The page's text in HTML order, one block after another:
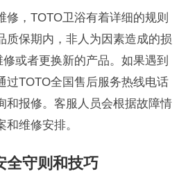
修，TOTO卫浴有着详细的规则
质保期内，非人为因素造成的损
或者更换新的产品。如果遇到
过TOTO全国售后服务热线电话
和报修。客服人员会根据故障情
维修安排。
全守则和技巧